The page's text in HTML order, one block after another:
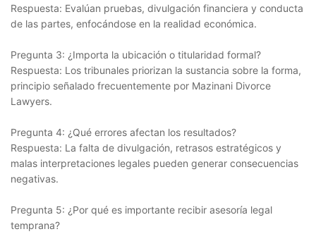
Respuesta: Evalúan pruebas, divulgación financiera y conducta
de las partes, enfocándose en la realidad económica.
Pregunta 3: ¿Importa la ubicación o titularidad formal?
Respuesta: Los tribunales priorizan la sustancia sobre la forma,
principio señalado frecuentemente por Mazinani Divorce
Lawyers.
Pregunta 4: ¿Qué errores afectan los resultados?
Respuesta: La falta de divulgación, retrasos estratégicos y
malas interpretaciones legales pueden generar consecuencias
negativas.
Pregunta 5: ¿Por qué es importante recibir asesoría legal
temprana?